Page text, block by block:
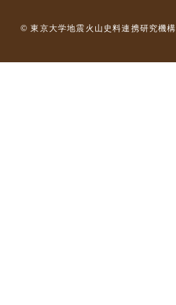
© 東京大学地震火山史料連携研究機構